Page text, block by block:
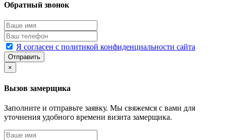
Обратный звонок
Я согласен с политикой конфиденциальности сайта
Отправить
×
Вызов замерщика
Заполните и отправьте заявку. Мы свяжемся с вами для
уточнения удобного времени визита замерщика.